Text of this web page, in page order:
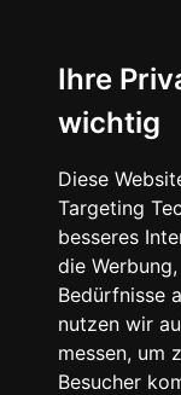
Ihre
wichtig
Diese
Targeting
besseres
die
Bedürfnisse
nutzen wir
messen, um
Besucher